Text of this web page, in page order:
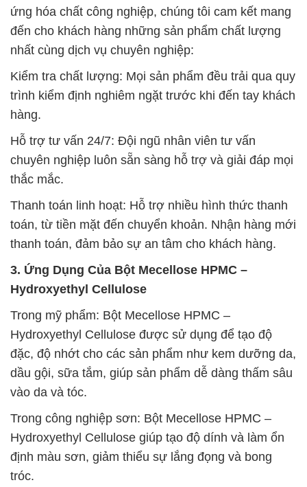
ứng hóa chất công nghiệp, chúng tôi cam kết mang
đến cho khách hàng những sản phẩm chất lượng
nhất cùng dịch vụ chuyên nghiệp:
Kiểm tra chất lượng: Mọi sản phẩm đều trải qua quy
trình kiểm định nghiêm ngặt trước khi đến tay khách
hàng.
Hỗ trợ tư vấn 24/7: Đội ngũ nhân viên tư vấn
chuyên nghiệp luôn sẵn sàng hỗ trợ và giải đáp mọi
thắc mắc.
Thanh toán linh hoạt: Hỗ trợ nhiều hình thức thanh
toán, từ tiền mặt đến chuyển khoản. Nhận hàng mới
thanh toán, đảm bảo sự an tâm cho khách hàng.
3. Ứng Dụng Của Bột Mecellose HPMC –
Hydroxyethyl Cellulose
Trong mỹ phẩm: Bột Mecellose HPMC –
Hydroxyethyl Cellulose được sử dụng để tạo độ
đặc, độ nhớt cho các sản phẩm như kem dưỡng da,
dầu gội, sữa tắm, giúp sản phẩm dễ dàng thấm sâu
vào da và tóc.
Trong công nghiệp sơn: Bột Mecellose HPMC –
Hydroxyethyl Cellulose giúp tạo độ dính và làm ổn
định màu sơn, giảm thiểu sự lắng đọng và bong
tróc.